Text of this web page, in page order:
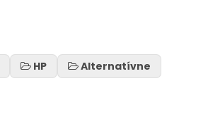
HP Alternatívne